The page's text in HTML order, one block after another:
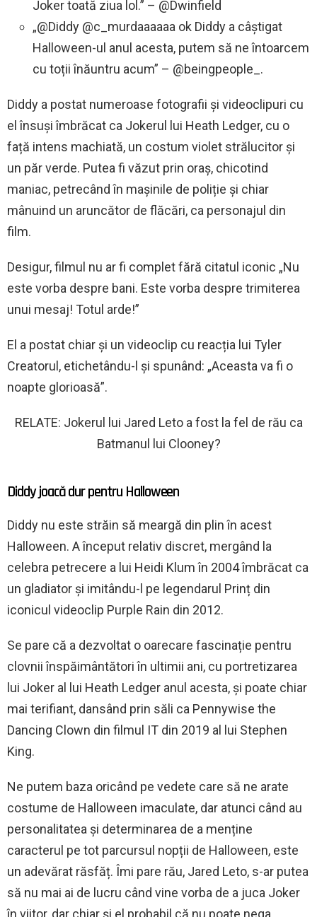
Joker toată ziua lol.” – @Dwinfield
„@Diddy @c_murdaaaaaa ok Diddy a câștigat
Halloween-ul anul acesta, putem să ne întoarcem
cu toții înăuntru acum” – @beingpeople_.
Diddy a postat numeroase fotografii și videoclipuri cu
el însuși îmbrăcat ca Jokerul lui Heath Ledger, cu o
față intens machiată, un costum violet strălucitor și
un păr verde. Putea fi văzut prin oraș, chicotind
maniac, petrecând în mașinile de poliție și chiar
mânuind un aruncător de flăcări, ca personajul din
film.
Desigur, filmul nu ar fi complet fără citatul iconic „Nu
este vorba despre bani. Este vorba despre trimiterea
unui mesaj! Totul arde!”
El a postat chiar și un videoclip cu reacția lui Tyler
Creatorul, etichetându-l și spunând: „Aceasta va fi o
noapte glorioasă”.
RELATE: Jokerul lui Jared Leto a fost la fel de rău ca
Batmanul lui Clooney?
Diddy joacă dur pentru Halloween
Diddy nu este străin să meargă din plin în acest
Halloween. A început relativ discret, mergând la
celebra petrecere a lui Heidi Klum în 2004 îmbrăcat ca
un gladiator și imitându-l pe legendarul Prinț din
iconicul videoclip Purple Rain din 2012.
Se pare că a dezvoltat o oarecare fascinație pentru
clovnii înspăimântători în ultimii ani, cu portretizarea
lui Joker al lui Heath Ledger anul acesta, și poate chiar
mai terifiant, dansând prin săli ca Pennywise the
Dancing Clown din filmul IT din 2019 al lui Stephen
King.
Ne putem baza oricând pe vedete care să ne arate
costume de Halloween imaculate, dar atunci când au
personalitatea și determinarea de a menține
caracterul pe tot parcursul nopții de Halloween, este
un adevărat răsfăț. Îmi pare rău, Jared Leto, s-ar putea
să nu mai ai de lucru când vine vorba de a juca Joker
în viitor, dar chiar și el probabil că nu poate nega